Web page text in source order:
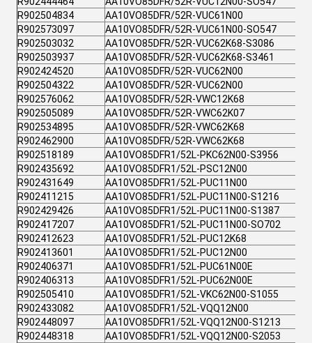
R902504834
AA10VO85DFR/52R-VUC61N00
R902573097
AA10VO85DFR/52R-VUC61N00-SO547
R902503032
AA10VO85DFR/52R-VUC62K68-S3086
R902503937
AA10VO85DFR/52R-VUC62K68-S3461
R902424520
AA10VO85DFR/52R-VUC62N00
R902504322
AA10VO85DFR/52R-VUC62N00
R902576062
AA10VO85DFR/52R-VWC12K68
R902505089
AA10VO85DFR/52R-VWC62K07
R902534895
AA10VO85DFR/52R-VWC62K68
R902462900
AA10VO85DFR/52R-VWC62K68
R902518189
AA10VO85DFR1/52L-PKC62N00-S3956
R902435692
AA10VO85DFR1/52L-PSC12N00
R902431649
AA10VO85DFR1/52L-PUC11N00
R902411215
AA10VO85DFR1/52L-PUC11N00-S1216
R902429426
AA10VO85DFR1/52L-PUC11N00-S1387
R902417207
AA10VO85DFR1/52L-PUC11N00-SO702
R902412623
AA10VO85DFR1/52L-PUC12K68
R902413601
AA10VO85DFR1/52L-PUC12N00
R902406371
AA10VO85DFR1/52L-PUC61N00E
R902406313
AA10VO85DFR1/52L-PUC62N00E
R902505410
AA10VO85DFR1/52L-VKC62N00-S1055
R902433082
AA10VO85DFR1/52L-VQQ12N00
R902448097
AA10VO85DFR1/52L-VQQ12N00-S1213
R902448318
AA10VO85DFR1/52L-VQQ12N00-S2053